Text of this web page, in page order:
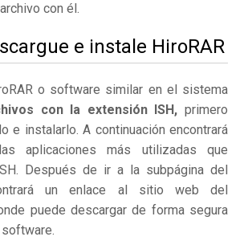
con él.
e instale HiroRAR
o software similar en el sistema
con la extensión ISH, primero
e instalarlo. A continuación encontrará
aplicaciones más utilizadas que
Después de ir a la subpágina del
un enlace al sitio web del
puede descargar de forma segura